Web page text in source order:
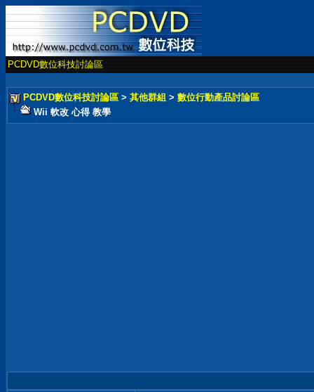
PCDVD數位科技討論區
PCDVD數位科技討論區 > 其他群組 > 數位行動產品討論區
Wii 軟改 心得 教學